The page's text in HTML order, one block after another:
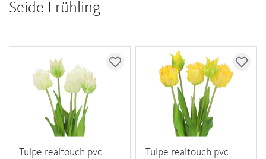
Seide Frühling
Tulpe realtouch pvc
Tulpe realtouch pvc